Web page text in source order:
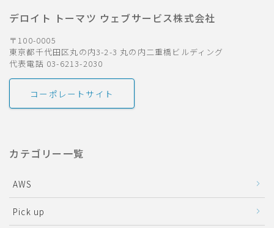
デロイト トーマツ ウェブサービス株式会社
〒100-0005
東京都千代田区丸の内3-2-3 丸の内二重橋ビルディング
代表電話 03-6213-2030
コーポレートサイト
カテゴリー一覧
AWS
Pick up